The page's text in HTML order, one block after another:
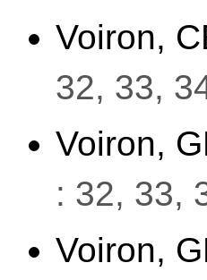
Voiron,
32, 33,
Voiron,
: 32, 33,
Voiron,